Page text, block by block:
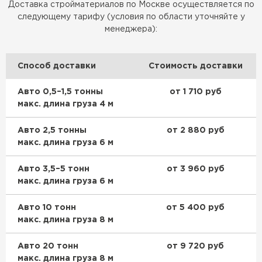
Доставка стройматериалов по Москве осуществляется по
следующему тарифу (условия по области уточняйте у
менеджера):
Способ доставки Стоимость доставки
Авто 0,5–1,5 тонны
макс. длина груза 4 м
от 1 710 руб
Авто 2,5 тонны
макс. длина груза 6 м
от 2 880 руб
Авто 3,5–5 тонн
макс. длина груза 6 м
от 3 960 руб
Авто 10 тонн
макс. длина груза 8 м
от 5 400 руб
Авто 20 тонн
макс. длина груза 8 м
от 9 720 руб
ПЕРЕЙТИ
ПЕРЕЙТИ
Рулонная кровля Брит
Утеплитель Тимплэкс